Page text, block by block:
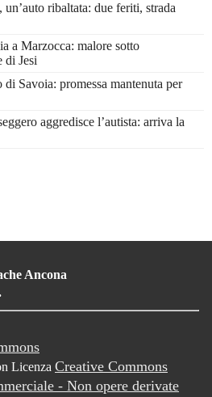
un’auto ribaltata: due feriti, strada
a Marzocca: malore sotto
di Jesi
di Savoia: promessa mantenuta per
aggredisce l’autista: arriva la
Ancona
Licenza Creative Commons
- Non opere derivate